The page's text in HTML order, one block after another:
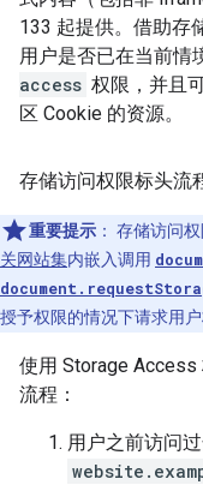
133 起提供。借助存
用户是否已在当前情
access 权限，并且
区 Cookie 的资源。
存储访问权限标头流
重要提示 ： 存储访问
关网站集内嵌入调用
授予权限的情况下请求用户
使用 Storage
流程：
用户之前访问